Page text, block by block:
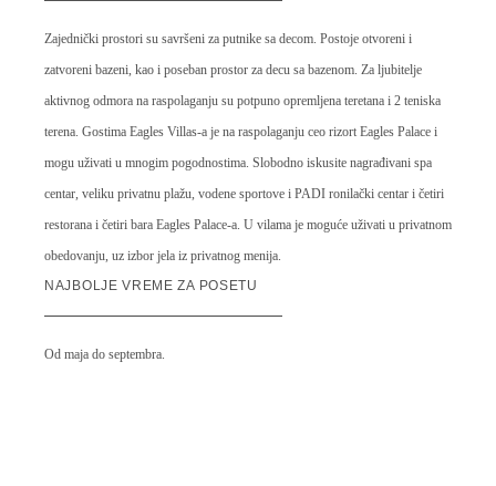
Zajednički prostori su savršeni za putnike sa decom. Postoje otvoreni i
zatvoreni bazeni, kao i poseban prostor za decu sa bazenom. Za ljubitelje
aktivnog odmora na raspolaganju su potpuno opremljena teretana i 2 teniska
terena. Gostima Eagles Villas-a je na raspolaganju ceo rizort Eagles Palace i
mogu uživati u mnogim pogodnostima. Slobodno iskusite nagrađivani spa
centar, veliku privatnu plažu, vodene sportove i PADI ronilački centar i četiri
restorana i četiri bara Eagles Palace-a. U vilama je moguće uživati u privatnom
obedovanju, uz izbor jela iz privatnog menija.
NAJBOLJE VREME ZA POSETU
Od maja do septembra.